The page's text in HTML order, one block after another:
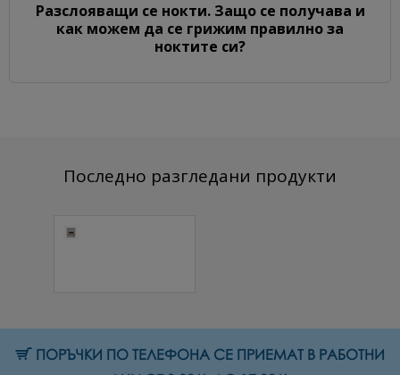
Разслояващи се нокти. Защо се получава и
как можем да се грижим правилно за
ноктите си?
Последно разгледани продукти
ПОРЪЧКИ ПО ТЕЛЕФОНА СЕ ПРИЕМАТ В РАБОТНИ